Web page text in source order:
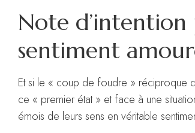
Note d’intention
sentiment
Et si le « coup de foudre » réciproque
ce « premier état » et face à une
émois de leurs sens en véritable